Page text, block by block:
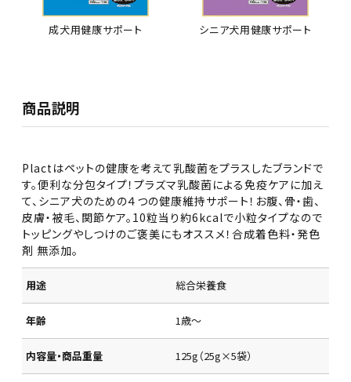
成犬用健康サポート シニア犬用健康サポート
商品説明
Plactはペットの健康を考えて乳酸菌をプラスしたブランドで
す。便利な分包タイプ！プラズマ乳酸菌による免疫ケアに加え
て、シニア犬のための４つの健康維持サポート！お腹、骨・歯、
皮膚・被毛、関節ケア。10粒当り約6kcalで小粒タイプなので
トッピングやしつけのご褒美にもオススメ！合成着色料・発色
剤 無添加。
用途 総合栄養食
年齢 1歳～
内容量・商品重量 125g（25g×5袋）